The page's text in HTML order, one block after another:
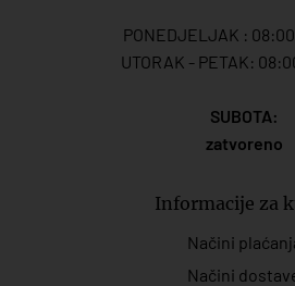
PONEDJELJAK :
UTORAK - PETAK:
SUBOTA:
zatvoreno
Informacije za
Načini
Načini